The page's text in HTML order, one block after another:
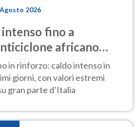
2026
fino a
africano
in rinforzo: caldo intenso in
giorni, con valori estremi
gran parte d’Italia